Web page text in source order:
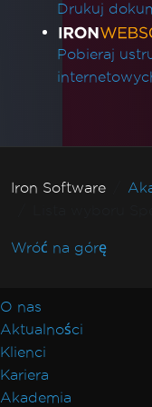
Drukuj
Pobieraj
Iron Software
Wróć na górę
O nas
Aktualności
Klienci
Kariera
Akademia